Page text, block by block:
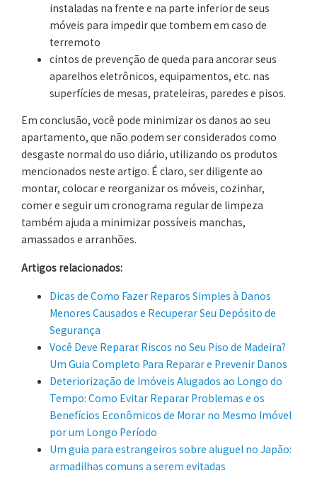
instaladas na frente e na parte inferior de seus
móveis para impedir que tombem em caso de
terremoto
cintos de prevenção de queda para ancorar seus
aparelhos eletrônicos, equipamentos, etc. nas
superfícies de mesas, prateleiras, paredes e pisos.
Em conclusão, você pode minimizar os danos ao seu
apartamento, que não podem ser considerados como
desgaste normal do uso diário, utilizando os produtos
mencionados neste artigo. É claro, ser diligente ao
montar, colocar e reorganizar os móveis, cozinhar,
comer e seguir um cronograma regular de limpeza
também ajuda a minimizar possíveis manchas,
amassados ​​e arranhões.
Artigos relacionados:
Dicas de Como Fazer Reparos Simples à Danos
Menores Causados e Recuperar Seu Depósito de
Segurança
Você Deve Reparar Riscos no Seu Piso de Madeira?
Um Guia Completo Para Reparar e Prevenir Danos
Deteriorização de Imóveis Alugados ao Longo do
Tempo: Como Evitar Reparar Problemas e os
Benefícios Econômicos de Morar no Mesmo Imóvel
por um Longo Período
Um guia para estrangeiros sobre aluguel no Japão:
armadilhas comuns a serem evitadas